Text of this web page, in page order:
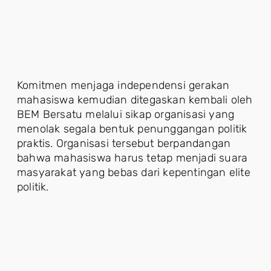
Komitmen menjaga independensi gerakan
mahasiswa kemudian ditegaskan kembali oleh
BEM Bersatu melalui sikap organisasi yang
menolak segala bentuk penunggangan politik
praktis. Organisasi tersebut berpandangan
bahwa mahasiswa harus tetap menjadi suara
masyarakat yang bebas dari kepentingan elite
politik.